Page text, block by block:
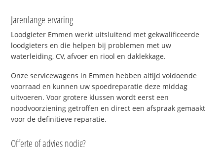
Jarenlange ervaring
Loodgieter Emmen werkt uitsluitend met gekwalificeerde
loodgieters en die helpen bij problemen met uw
waterleiding, CV, afvoer en riool en daklekkage.
Onze servicewagens in Emmen hebben altijd voldoende
voorraad en kunnen uw spoedreparatie deze middag
uitvoeren. Voor grotere klussen wordt eerst een
noodvoorziening getroffen en direct een afspraak gemaakt
voor de definitieve reparatie.
Offerte of advies nodig?